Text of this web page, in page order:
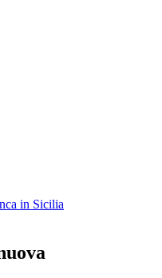
in Sicilia